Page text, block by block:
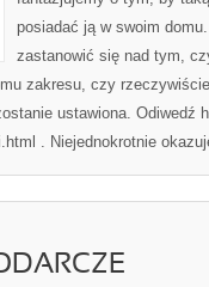
posiadać ją w swoim
zastanowić się nad tym,
zakresu, czy
ustawiona. Odiwedź
. Niejednokrotnie